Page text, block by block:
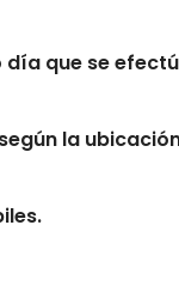
día que se
la